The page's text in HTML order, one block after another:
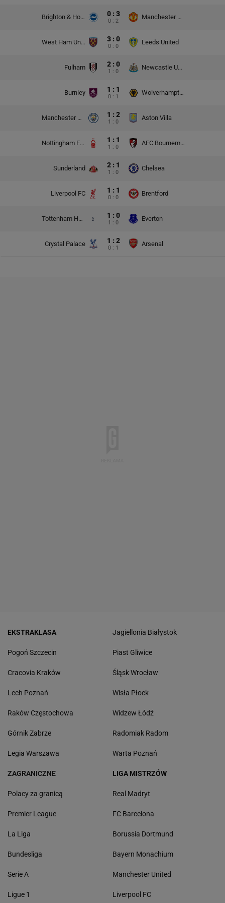
Brighton & Hove Albion 0 : 3
0 : 2
Manchester United
West Ham United 3 : 0
0 : 0
Leeds United
Fulham 2 : 0
1 : 0
Newcastle United
Burnley 1 : 1
0 : 1
Wolverhampton Wanderers
Manchester City 1 : 2
1 : 0
Aston Villa
Nottingham Forest 1 : 1
1 : 0
AFC Bournemouth
Sunderland 2 : 1
1 : 0
Chelsea
Liverpool FC 1 : 1
0 : 0
Brentford
Tottenham Hotspur 1 : 0
1 : 0
Everton
Crystal Palace 1 : 2
0 : 1
Arsenal
EKSTRAKLASA
Pogoń Szczecin
Cracovia Kraków
Lech Poznań
Raków Częstochowa
Górnik Zabrze
Legia Warszawa
Jagiellonia Białystok
Piast Gliwice
Śląsk Wrocław
Wisła Płock
Widzew Łódź
Radomiak Radom
Warta Poznań
ZAGRANICZNE
Polacy za granicą
Premier League
La Liga
Bundesliga
Serie A
Ligue 1
LIGA MISTRZÓW
Real Madryt
FC Barcelona
Borussia Dortmund
Bayern Monachium
Manchester United
Liverpool FC